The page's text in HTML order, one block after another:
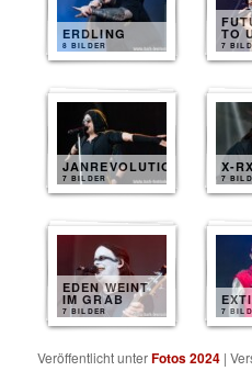
ERDLING
8 BILDER
TO
7
JANREVOLUTION
7 BILDER
X-RX
7
EDEN WEINT
IM GRAB
7 BILDER 7
Veröffentlicht unterFotos 2024 |